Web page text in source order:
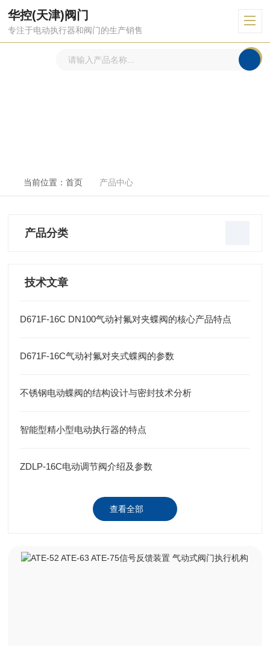
华控(天津)阀门
专注于电动执行器和阀门的生产销售
当前位置： 首页 产品中心
产品分类
技术文章
D671F-16C DN100气动衬氟对夹蝶阀的核心产品特点
D671F-16C气动衬氟对夹式蝶阀的参数
不锈钢电动蝶阀的结构设计与密封技术分析
智能型精小型电动执行器的特点
ZDLP-16C电动调节阀介绍及参数
查看全部